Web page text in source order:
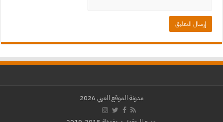
مدونة الموقع العربي 2026